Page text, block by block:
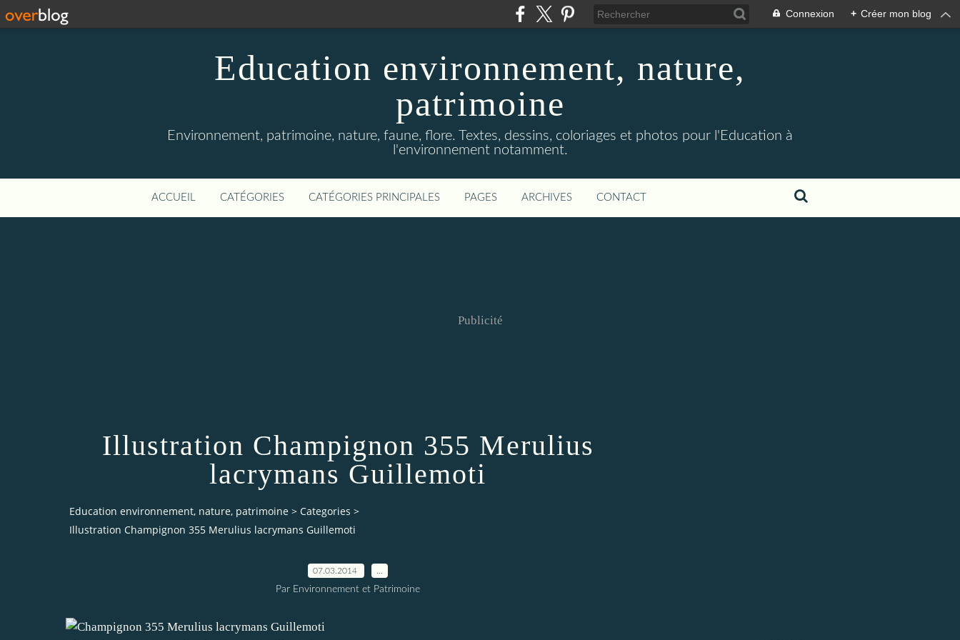
Connexion + Créer mon blog
Education environnement, nature,
patrimoine
Environnement, patrimoine, nature, faune, flore. Textes, dessins, coloriages et photos pour l'Education à
l'environnement notamment.
ACCUEIL CATÉGORIES CATÉGORIES PRINCIPALES PAGES ARCHIVES CONTACT
Publicité
Illustration Champignon 355 Merulius
lacrymans Guillemoti
Education environnement, nature, patrimoine > Categories >
Illustration Champignon 355 Merulius lacrymans Guillemoti
07.03.2014
Par Environnement et Patrimoine